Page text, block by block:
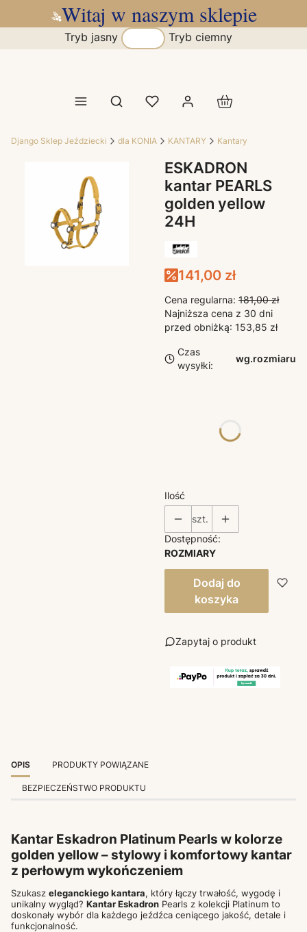
Witaj w naszym sklepie
Tryb jasny Tryb ciemny
Otwórz wyszukiwarkę Produkty w
Django Sklep Jeździecki dla KONIA KANTARY Kantary
ESKADRON
kantar PEARLS
golden yellow
24H
141,00 zł
Cena regularna: 181,00 zł
Najniższa cena z 30 dni
przed obniżką: 153,85 zł
Czas
wysyłki:
wg.rozmiaru
Ilość
szt.
Dostępność:
ROZMIARY
Dodaj do
koszyka
Zapytaj o produkt
OPIS PRODUKTY POWIĄZANE
BEZPIECZEŃSTWO PRODUKTU
Kantar Eskadron Platinum Pearls w kolorze
golden yellow – stylowy i komfortowy kantar
z perłowym wykończeniem
Szukasz eleganckiego kantara, który łączy trwałość, wygodę i
unikalny wygląd? KantarEskadron Pearls z kolekcji Platinum to
doskonały wybór dla każdego jeźdźca ceniącego jakość, detale i
funkcjonalność.